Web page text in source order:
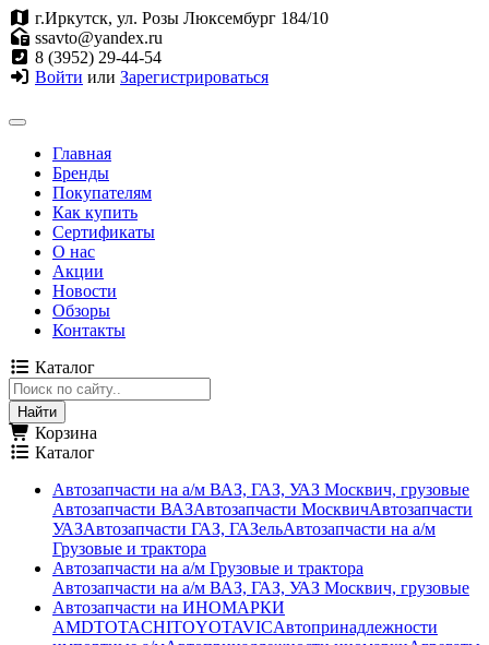
г.Иркутск, ул. Розы Люксембург 184/10
ssavto@yandex.ru
8 (3952) 29-44-54
Войти или Зарегистрироваться
Главная
Бренды
Покупателям
Как купить
Сертификаты
О нас
Акции
Новости
Обзоры
Контакты
Каталог
Корзина
Каталог
Автозапчасти на а/м ВАЗ, ГАЗ, УАЗ Москвич, грузовые
Автозапчасти ВАЗАвтозапчасти МосквичАвтозапчасти
УАЗАвтозапчасти ГАЗ, ГАЗельАвтозапчасти на а/м
Грузовые и трактора
Автозапчасти на а/м Грузовые и трактора
Автозапчасти на а/м ВАЗ, ГАЗ, УАЗ Москвич, грузовые
Автозапчасти на ИНОМАРКИ
AMDTOTACHITOYOTAVICАвтопринадлежности